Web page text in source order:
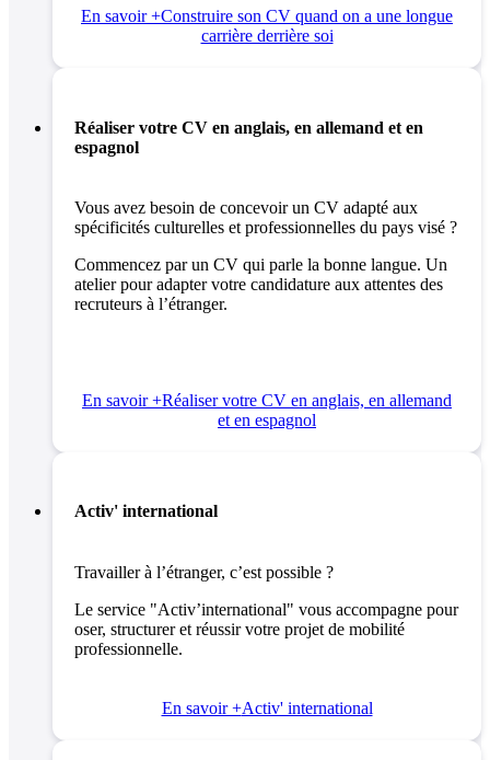
En savoir +Construire son CV quand on a une longue
carrière derrière soi
Réaliser votre CV en anglais, en allemand et en
espagnol
Vous avez besoin de concevoir un CV adapté aux
spécificités culturelles et professionnelles du pays visé ?
Commencez par un CV qui parle la bonne langue. Un
atelier pour adapter votre candidature aux attentes des
recruteurs à l’étranger.
En savoir +Réaliser votre CV en anglais, en allemand
et en espagnol
Activ' international
Travailler à l’étranger, c’est possible ?
Le service "Activ’international" vous accompagne pour
oser, structurer et réussir votre projet de mobilité
professionnelle.
En savoir +Activ' international